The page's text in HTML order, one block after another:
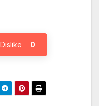
Dislike 0